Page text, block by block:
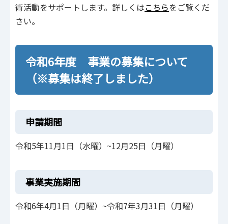
術活動をサポートします。詳しくはこちらをご覧くだ
さい。
令和6年度 事業の募集について
（※募集は終了しました）
申請期間
令和5年11月1日（水曜）~12月25日（月曜）
事業実施期間
令和6年4月1日（月曜）~令和7年3月31日（月曜）